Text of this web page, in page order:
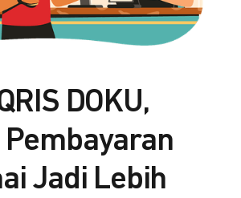
DOKU,
Pembayaran
Jadi Lebih